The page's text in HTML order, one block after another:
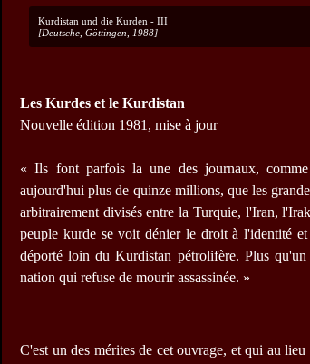
Kurdistan und die Kurden - III
[Deutsche, Göttingen, 1988]
Les Kurdes et le Kurdistan
Nouvelle édition 1981, mise à jour
« Ils font parfois la une des journaux,
aujourd'hui plus de quinze millions, que les
arbitrairement divisés entre la Turquie, l'Iran,
peuple kurde se voit dénier le droit à l'identité
déporté loin du Kurdistan pétrolifère. Plus
nation qui refuse de mourir assassinée. »
C'est un des mérites de cet ouvrage, et qui au